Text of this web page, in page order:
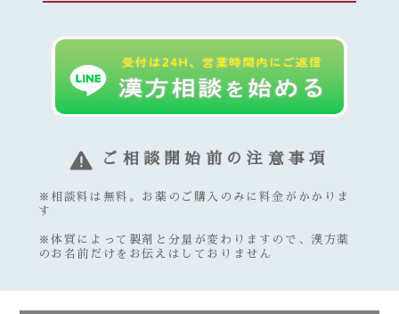
ご相談開始前の注意事項
※相談料は無料。お薬のご購入のみに料金がかかりま
す
※体質によって製剤と分量が変わりますので、漢方薬
のお名前だけをお伝えはしておりません